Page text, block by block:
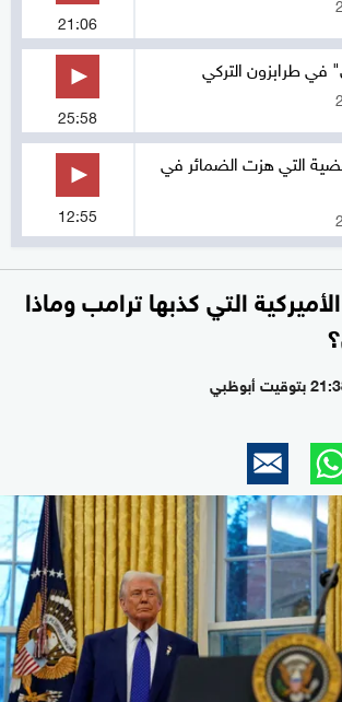
21:06
طرابزون التركي
25:58
التي هزت الضمائر في
12:55
التي كذبها ترامب وماذا